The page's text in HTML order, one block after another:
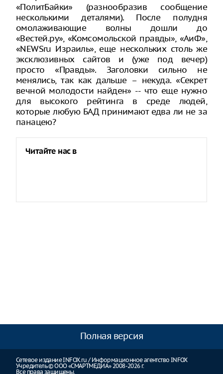
«ПолитБайки» (разнообразив сообщение
несколькими деталями). После полудня
омолаживающие волны дошли до
«Вестей.ру», «Комсомольской правды», «АиФ»,
«NEWSru Израиль», еще нескольких столь же
эксклюзивных сайтов и (уже под вечер)
просто «Правды». Заголовки сильно не
менялись, так как дальше – некуда. «Секрет
вечной молодости найден» -- что еще нужно
для высокого рейтинга в среде людей,
которые любую БАД принимают едва ли не за
панацею?
Читайте нас в
Полная версия
Сетевое издание INFOX.ru / Информационное агентство INFOX
Учредитель © ООО «СМАРТМЕДИА» 2008-2026 г.
Все права защищены.